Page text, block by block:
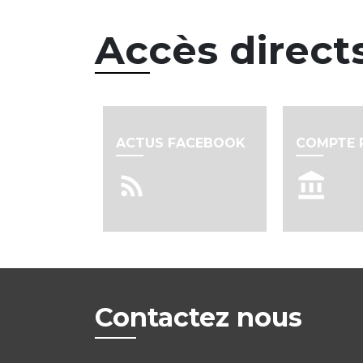
Accès
ACTUS FACEBOOK
rss_feed
COMPTE
account_balance
Contactez nous